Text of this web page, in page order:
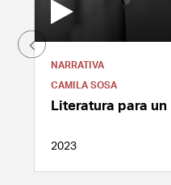
NARRATIVA
CAMILA SOSA
Literatura para
2023